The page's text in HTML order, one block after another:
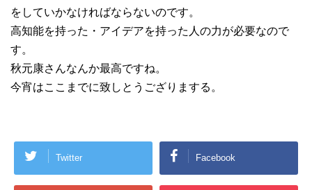
をしていかなければならないのです。
高知能を持った・アイデアを持った人の力が必要なので
す。
秋元康さんなんか最高ですね。
今宵はここまでに致しとうござりまする。
Twitter Facebook